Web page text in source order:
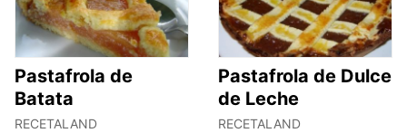
Pastafrola de
Batata
RECETALAND
Pastafrola de Dulce
de Leche
RECETALAND